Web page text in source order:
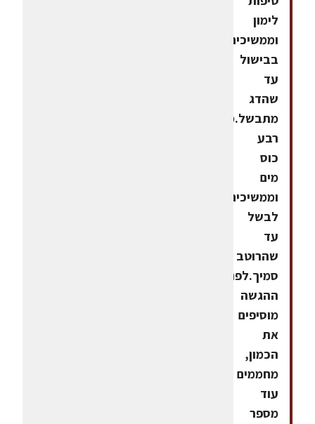
לימון
וממשיכים
בבישול
עד
שהדג
מתבשל.מוסיפים
רבע
כוס
מים
וממשיכים
לבשל
עד
שהרוטב
סמיך.לפני
ההגשה
מוסיפים
את
הכמון,
מחממים
עוד
מספר